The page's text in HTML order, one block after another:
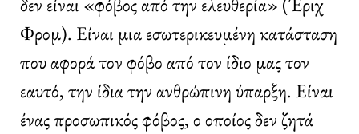
Φρομ). Είναι μια εσωτερικευμένη κατάσταση
που αφορά τον φόβο από τον ίδιο μας τον
εαυτό, την ίδια την ανθρώπινη ύπαρξη. Είναι
ένας προσωπικός φόβος, ο οποίος δεν ζητά